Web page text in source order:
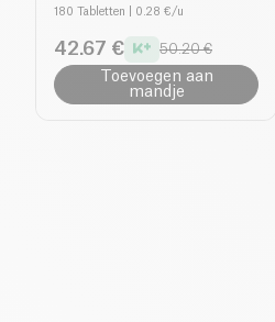
180 Tabletten | 0.28 €/u
42.67 € 50.20 €
Toevoegen aan
mandje